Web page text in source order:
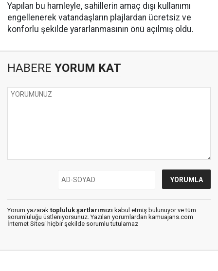
Yapılan bu hamleyle, sahillerin amaç dışı kullanımı
engellenerek vatandaşların plajlardan ücretsiz ve
konforlu şekilde yararlanmasının önü açılmış oldu.
HABERE YORUM KAT
Yorum yazarak topluluk şartlarımızı kabul etmiş bulunuyor ve tüm
sorumluluğu üstleniyorsunuz. Yazılan yorumlardan kamuajans.com
İnternet Sitesi hiçbir şekilde sorumlu tutulamaz